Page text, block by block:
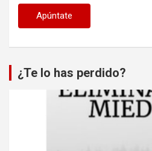
¿Te lo has perdido?